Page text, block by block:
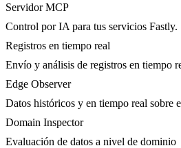
Servidor MCP
Control por IA para tus servicios Fastly.
Registros en tiempo real
Envío y análisis de registros en tiempo
Edge Observer
Datos históricos y en tiempo real sobre
Domain Inspector
Evaluación de datos a nivel de dominio